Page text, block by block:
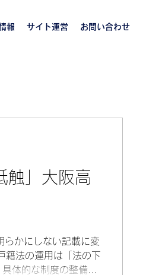
報 サイト運営 お問い合わせ
触」大阪高
らかにしない記載に変
籍法の運用は「法の下
体的な制度の整備は